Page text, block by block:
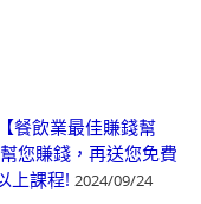
餐飲業最佳賺錢幫
您賺錢，再送您免費
上課程! 2024/09/24